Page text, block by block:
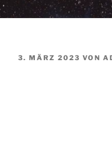
VERÖFFENTLICHT
3. MÄRZ 2023 VON